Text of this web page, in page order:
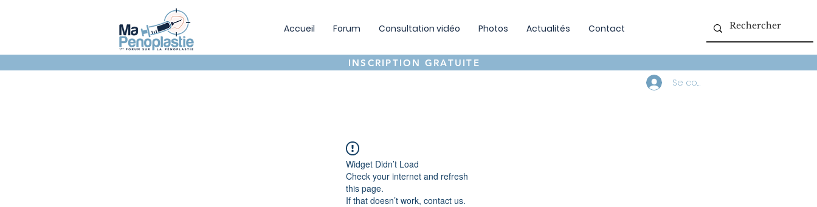
Accueil Forum Consultation vidéo Photos Actualités Contact
INSCRIPTION GRATUITE
Se connecter
Widget Didn’t Load
Check your internet and refresh
this page.
If that doesn’t work, contact us.